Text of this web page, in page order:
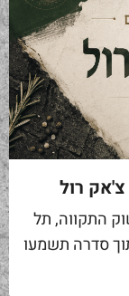
התקווה, תל
הנתחים · פרק 3 מתוך סדרה תשמעו